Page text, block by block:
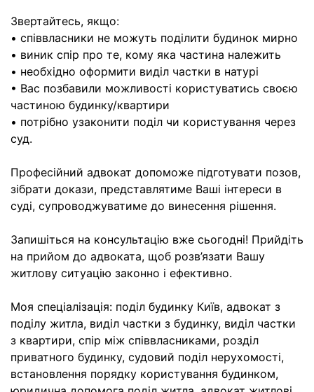
Звертайтесь, якщо:
• співвласники не можуть поділити будинок мирно
• виник спір про те, кому яка частина належить
• необхідно оформити виділ частки в натурі
• Вас позбавили можливості користуватись своєю
частиною будинку/квартири
• потрібно узаконити поділ чи користування через
суд.
Професійний адвокат допоможе підготувати позов,
зібрати докази, представлятиме Ваші інтереси в
суді, супроводжуватиме до винесення рішення.
Запишіться на консультацію вже сьогодні! Прийдіть
на прийом до адвоката, щоб розв’язати Вашу
житлову ситуацію законно і ефективно.
Моя спеціалізація: поділ будинку Київ, адвокат з
поділу житла, виділ частки з будинку, виділ частки
з квартири, спір між співвласниками, розділ
приватного будинку, судовий поділ нерухомості,
встановлення порядку користування будинком,